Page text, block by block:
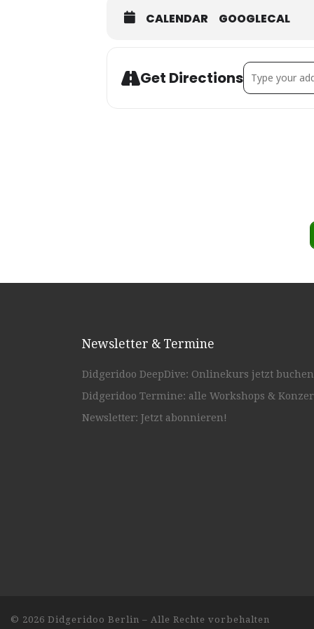
CALENDAR GOOGLECAL
Get DirectionsAddress -
Newsletter & Termine
Didgeridoo DeepDive: Onlinekurs jetzt
Didgeridoo Termine: alle Workshops &
Newsletter: Jetzt abonnieren!
© 2026 Didgeridoo Berlin – Alle Rechte vorbehalten